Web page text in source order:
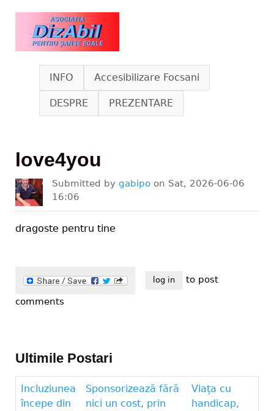
Skip to main content
www.dizabil.eu
INFO Accesibilizare Focsani
DESPRE PREZENTARE
love4you
Submitted by gabipo on Sat, 2026-06-06
16:06
dragoste pentru tine
log in to post
comments
Ultimile Postari
Incluziunea
începe din
Sponsorizează fără
nici un cost, prin
Viața cu
handicap,